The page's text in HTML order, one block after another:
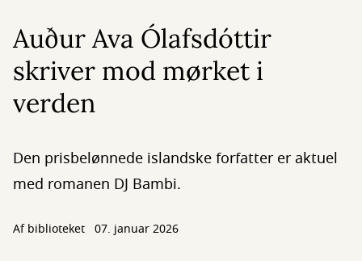
Auður Ava Ólafsdóttir
skriver mod mørket i
verden
Den prisbelønnede islandske forfatter er aktuel
med romanen DJ Bambi.
Af biblioteket 07. januar 2026